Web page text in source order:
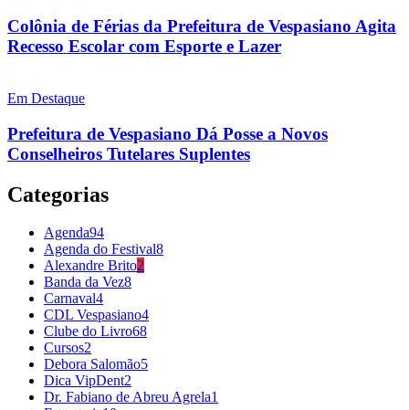
Colônia de Férias da Prefeitura de Vespasiano Agita
Recesso Escolar com Esporte e Lazer
Em Destaque
Prefeitura de Vespasiano Dá Posse a Novos
Conselheiros Tutelares Suplentes
Categorias
Agenda94
Agenda do Festival8
Alexandre Brito2
Banda da Vez8
Carnaval4
CDL Vespasiano4
Clube do Livro68
Cursos2
Debora Salomão5
Dica VipDent2
Dr. Fabiano de Abreu Agrela1